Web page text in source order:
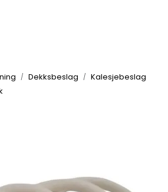
Dekksbeslag
Kalesjebeslag